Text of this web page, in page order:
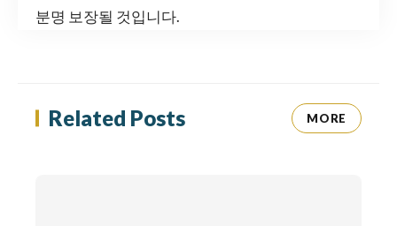
분명 보장될 것입니다.
Related Posts MORE